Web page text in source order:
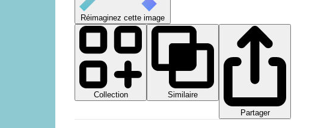
Réimaginez cette image
Collection
Similaire
Partager